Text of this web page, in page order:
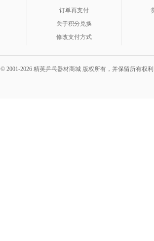
订单再支付
关于积分兑换
修改支付方式
© 2001-2026 精英乒乓器材商城 版权所有，并保留所有权